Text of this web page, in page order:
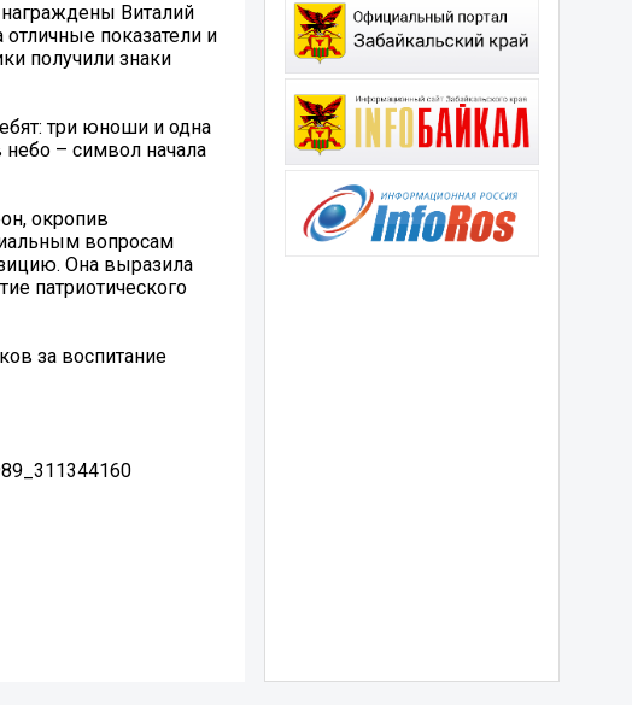
Виталий
показатели и
получили знаки
три юноши и одна
– символ начала
окропив
вопросам
Она выразила
патриотического
за воспитание